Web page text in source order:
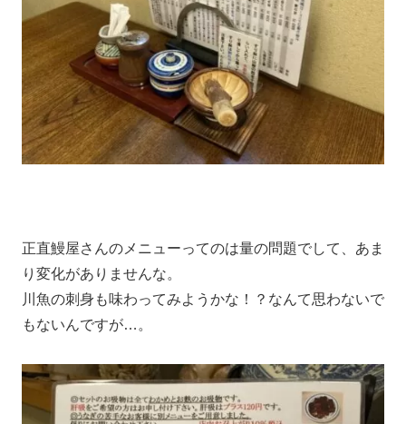
正直鰻屋さんのメニューってのは量の問題でして、あま
り変化がありませんな。
川魚の刺身も味わってみようかな！？なんて思わないで
もないんですが…。